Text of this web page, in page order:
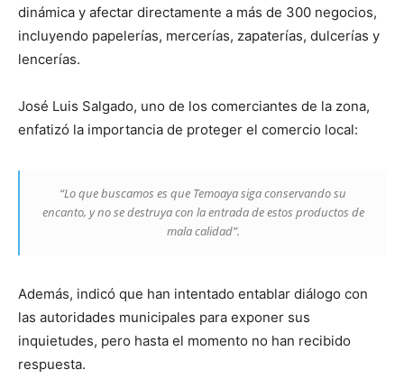
dinámica y afectar directamente a más de 300 negocios,
incluyendo papelerías, mercerías, zapaterías, dulcerías y
lencerías.
José Luis Salgado, uno de los comerciantes de la zona,
enfatizó la importancia de proteger el comercio local:
“Lo que buscamos es que Temoaya siga conservando su
encanto, y no se destruya con la entrada de estos productos de
mala calidad”.
Además, indicó que han intentado entablar diálogo con
las autoridades municipales para exponer sus
inquietudes, pero hasta el momento no han recibido
respuesta.